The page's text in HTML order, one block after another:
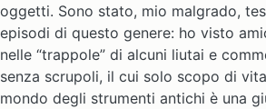
oggetti. Sono stato, mio malgrado,
episodi di questo genere: ho visto
nelle “trappole” di alcuni liutai e
senza scrupoli, il cui solo scopo di
mondo degli strumenti antichi è una